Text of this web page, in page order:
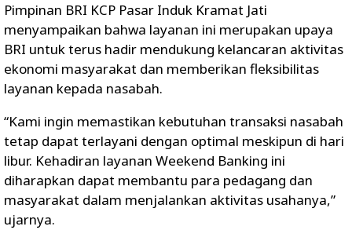
Pimpinan BRI KCP Pasar Induk Kramat Jati
menyampaikan bahwa layanan ini merupakan upaya
BRI untuk terus hadir mendukung kelancaran aktivitas
ekonomi masyarakat dan memberikan fleksibilitas
layanan kepada nasabah.
“Kami ingin memastikan kebutuhan transaksi nasabah
tetap dapat terlayani dengan optimal meskipun di hari
libur. Kehadiran layanan Weekend Banking ini
diharapkan dapat membantu para pedagang dan
masyarakat dalam menjalankan aktivitas usahanya,”
ujarnya.